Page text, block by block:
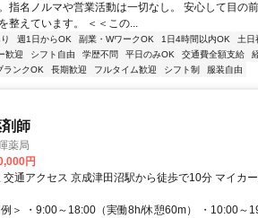
指名ノルマや営業活動は一切なし。 安心して目の
整えています。 ＜＜この...
週1日からOK 副業・WワークOK 1日4時間以内OK
土日
歓迎 シフト自由 学歴不問 平日のみOK 交通費全額支給
ランクOK 長期歓迎 フルタイム歓迎 シフト制 服装自由
師
薬局
円
最寄駅 京成津田沼駅 交通アクセス 京成津
＞ ・9:00～18:00（実働8h/休憩60m） ・10:00～